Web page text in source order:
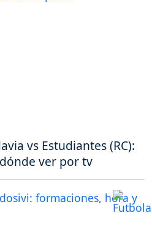
vs Estudiantes (RC):
ver por tv